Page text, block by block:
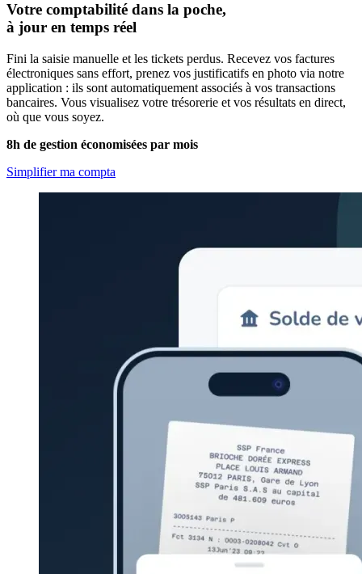
Votre comptabilité dans la poche,
à jour en temps réel
Fini la saisie manuelle et les tickets perdus. Recevez vos factures
électroniques sans effort, prenez vos justificatifs en photo via notre
application : ils sont automatiquement associés à vos transactions
bancaires. Vous visualisez votre trésorerie et vos résultats en direct,
où que vous soyez.
8h de gestion économisées par mois
Simplifier ma compta